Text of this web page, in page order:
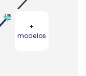
+
modelos